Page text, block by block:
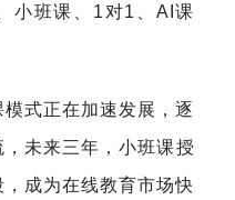
小班课、1对1、AI课
模式正在加速发展，逐
未来三年，小班课授
成为在线教育市场快